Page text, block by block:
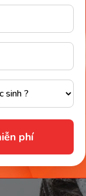
phí
đã xuất hiện
bảo vệ khỏi
tắm và dung
và mùi hôi.
cho mặt và
tone màu tự